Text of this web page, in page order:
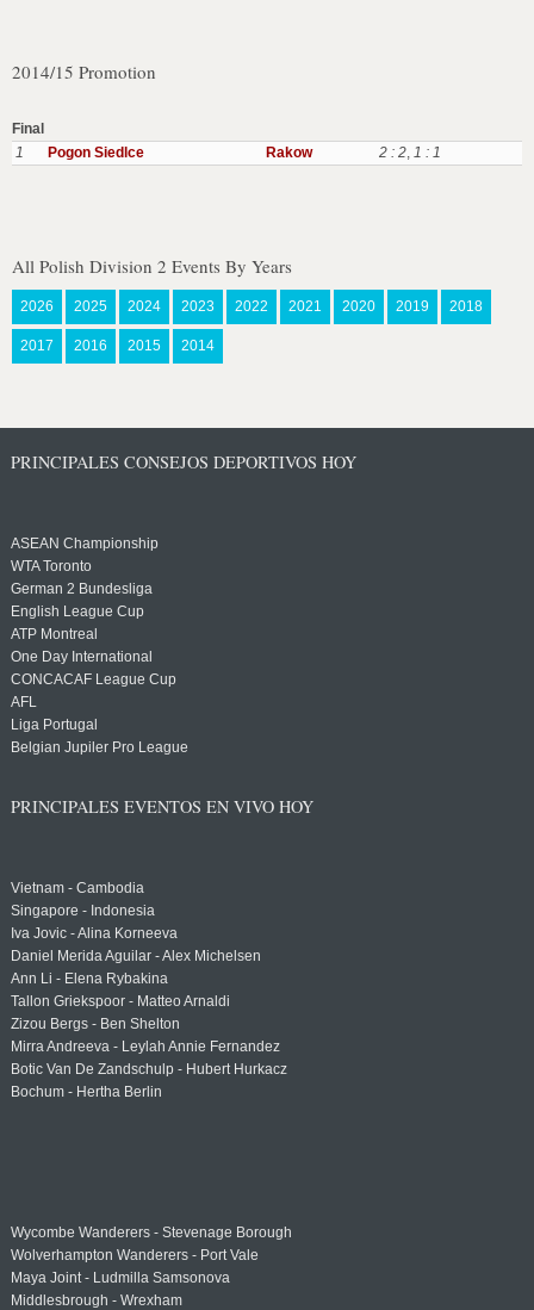
2014/15 Promotion
Final
1
Pogon Siedlce Rakow 2 : 2, 1 : 1
All Polish Division 2 Events By Years
2026 2025 2024 2023 2022 2021 2020 2019 2018
2017 2016 2015 2014
PRINCIPALES CONSEJOS DEPORTIVOS HOY
ASEAN Championship
WTA Toronto
German 2 Bundesliga
English League Cup
ATP Montreal
One Day International
CONCACAF League Cup
AFL
Liga Portugal
Belgian Jupiler Pro League
PRINCIPALES EVENTOS EN VIVO HOY
Vietnam - Cambodia
Singapore - Indonesia
Iva Jovic - Alina Korneeva
Daniel Merida Aguilar - Alex Michelsen
Ann Li - Elena Rybakina
Tallon Griekspoor - Matteo Arnaldi
Zizou Bergs - Ben Shelton
Mirra Andreeva - Leylah Annie Fernandez
Botic Van De Zandschulp - Hubert Hurkacz
Bochum - Hertha Berlin
Wycombe Wanderers - Stevenage Borough
Wolverhampton Wanderers - Port Vale
Maya Joint - Ludmilla Samsonova
Middlesbrough - Wrexham